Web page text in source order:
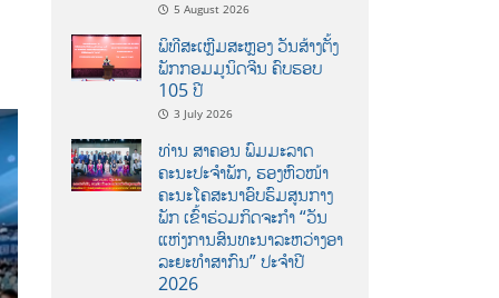
5 August 2026
ພິທີສະເຫຼີມສະຫຼອງ ວັນສ້າງຕັ້ງ
ພັກກອມມູນິດຈີນ ຄົບຮອບ
105 ປີ
3 July 2026
ທ່ານ ສາຄອນ ພົມມະລາດ
ຄະນະປະຈໍາພັກ, ຮອງຫົວໜ້າ
ຄະນະໂຄສະນາອົບຮົມສູນກາງ
ພັກ ເຂົ້າຮ່ວມກິດຈະກຳ “ວັນ
ແຫ່ງການສົນທະນາລະຫວ່າງອາ
ລະຍະທຳສາກົນ” ປະຈຳປີ
2026